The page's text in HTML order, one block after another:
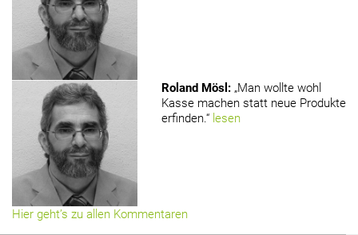
Roland Mösl : „Man wollte wohl
Kasse machen statt neue Produkte
erfinden.“ lesen
Hier geht’s zu allen Kommentaren